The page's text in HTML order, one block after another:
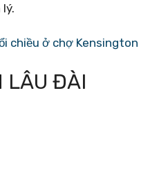
chiều ở chợ Kensington
LÂU ĐÀI